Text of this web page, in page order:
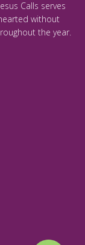
Calls serves
without
the year.